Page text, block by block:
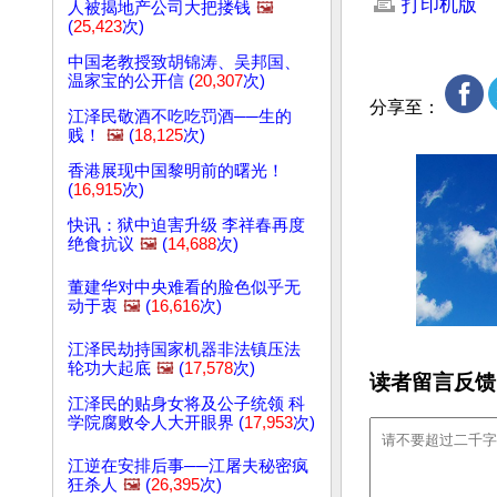
人被揭地产公司大把搂钱 🖼️
(25,423次)
中国老教授致胡锦涛、吴邦国、
温家宝的公开信 (20,307次)
江泽民敬酒不吃吃罚酒──生的
贱！
🖼️ (18,125次)
香港展现中国黎明前的曙光！
(16,915次)
快讯：狱中迫害升级 李祥春再度
绝食抗议 🖼️ (14,688次)
董建华对中央难看的脸色似乎无
动于衷 🖼️ (16,616次)
江泽民劫持国家机器非法镇压法
轮功大起底 🖼️ (17,578次)
江泽民的贴身女将及公子统领 科
学院腐败令人大开眼界 (17,953次)
江逆在安排后事──江屠夫秘密疯
狂杀人 🖼️ (26,395次)
打印机版
分享至：
读者留言反